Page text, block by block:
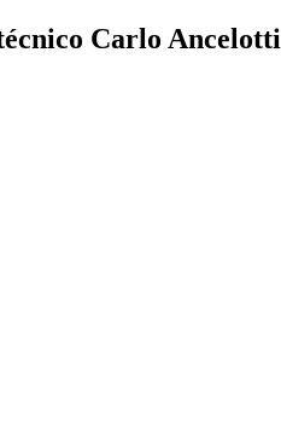
Carlo Ancelotti